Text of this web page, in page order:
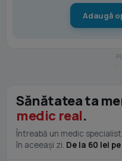
Adaugă
Sănătatea ta
medic real.
Întreabă un medic
în aceeași zi. De la 60 lei